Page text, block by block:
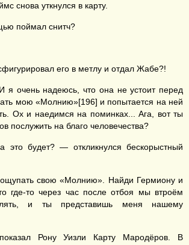
снова уткнулся в карту.
поймал снитч?
его в метлу и отдал Жабе?!
очень надеюсь, что она не устоит перед
мою «Молнию»[196] и попытается на ней
Ох и наедимся на поминках... Ага, вот ты
послужить на благо человечества?
будет? — откликнулся бескорыстный
свою «Молнию». Найди Гермиону и
где-то через час после отбоя мы втроём
и ты представишь меня нашему
Рону Уизли Карту Мародёров. В